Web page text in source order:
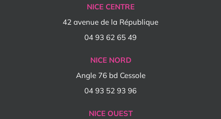
NICE CENTRE
42 avenue de la République
04 93 62 65 49
NICE NORD
Angle 76 bd Cessole
04 93 52 93 96
NICE OUEST